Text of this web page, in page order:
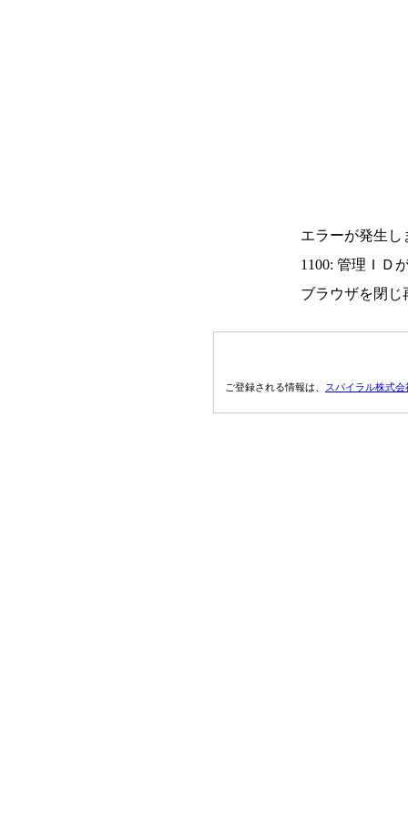
エラーが発生し
1100: 管理ＩＤ
ブラウザを閉じ
ご登録される情報は、 スパイラル株式会